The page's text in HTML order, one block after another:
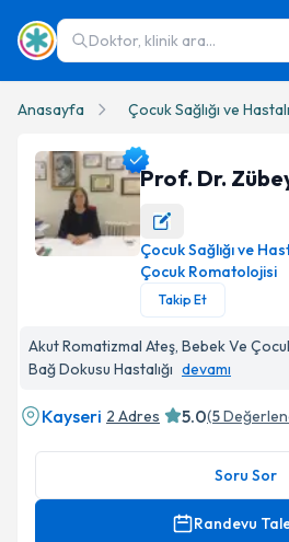
Doktor, klinik ara...
Anasayfa Çocuk Sağlığı ve
Prof. Dr. Zübeyde Gündüz Profil
Prof. Dr.
Çocuk Sağlığı ve
Çocuk Romatolojisi
Takip Et
Akut Romatizmal Ateş, Bebek Ve
Bağ Dokusu Hastalığı devamı
Kayseri 2 Adres 5.0(5
Soru Sor
Randevu